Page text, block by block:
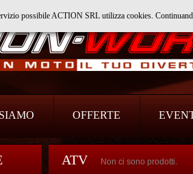
OFFERTE
ATV Non ci sono prodotti.
possibile ACTION SRL utilizza cookies.